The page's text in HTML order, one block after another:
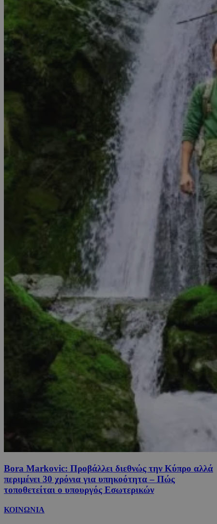
Bora Markovic: Προβάλλει διεθνώς την Κύπρο αλλά
περιμένει 30 χρόνια για υπηκοότητα – Πώς
τοποθετείται ο υπουργός Εσωτερικών
ΚΟΙΝΩΝΙΑ